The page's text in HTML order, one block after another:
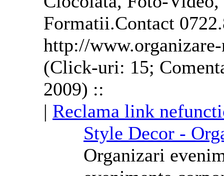
Formatii.Contact
http://
(Click-uri: 15;
2009) ::
| Reclama link
Style Decor -
Organizari